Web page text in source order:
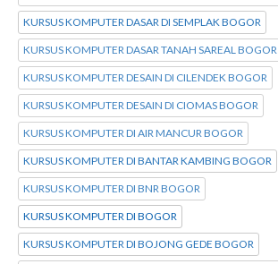
KURSUS KOMPUTER DASAR DI SEMPLAK BOGOR
KURSUS KOMPUTER DASAR TANAH SAREAL BOGOR
KURSUS KOMPUTER DESAIN DI CILENDEK BOGOR
KURSUS KOMPUTER DESAIN DI CIOMAS BOGOR
KURSUS KOMPUTER DI AIR MANCUR BOGOR
KURSUS KOMPUTER DI BANTAR KAMBING BOGOR
KURSUS KOMPUTER DI BNR BOGOR
KURSUS KOMPUTER DI BOGOR
KURSUS KOMPUTER DI BOJONG GEDE BOGOR